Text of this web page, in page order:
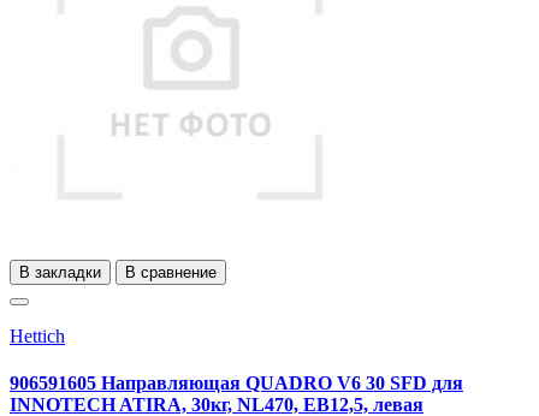
В закладки В сравнение
Hettich
906591605 Направляющая QUADRO V6 30 SFD для
INNOTECH ATIRA, 30кг, NL470, ЕВ12,5, левая